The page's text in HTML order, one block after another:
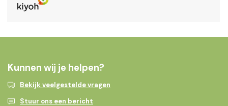
Kunnen wij je helpen?
Bekijk veelgestelde vragen
Stuur ons een bericht